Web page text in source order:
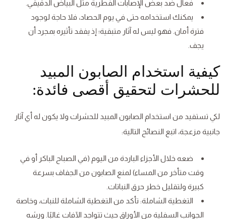
فعال ضد بعض الإصابات الفطرية مثل البياض الدقيقي.
يمكنك استخدامه حتى في يوم الحصاد، فلا حاجة لوجود
فترة أمان. فهو ليس له آثار متبقية؛ إذ يفقد تأثيره بمجرد أن
يجف.
كيفية استخدام الصابون المبيد
للحشرات لتحقيق أقصى فائدة:
لكي تستفيد من استخدام الصابون المبيد للحشرات ولا يكون له أي آثار
جانبية مزعجة، اتبع النصائح التالية:
ضعه خلال الأجزاء الباردة من اليوم (في الصباح الباكر أو في
وقت متأخر من المساء) لمنع الصابون من الجفاف بسرعة
كبيرة ولتقليل خطر حرق النباتات.
التغطية الشاملة: تأكد من التغطية الشاملة للنبات، وخاصة
الجوانب السفلية من الأوراق حيث تتواجد الآفات غالبًا. ورشه